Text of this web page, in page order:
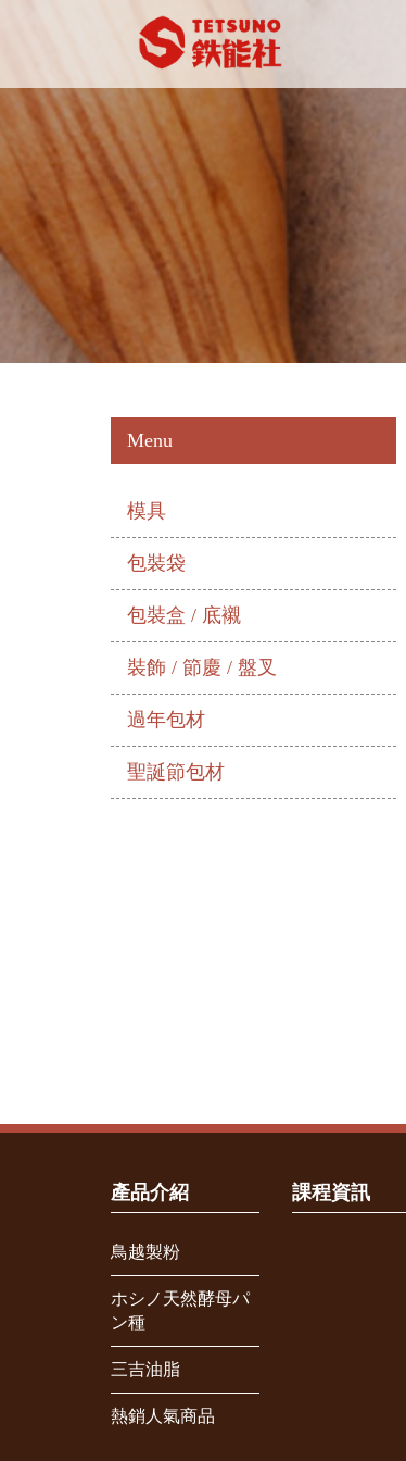
Menu
模具
包裝袋
包裝盒 / 底襯
裝飾 / 節慶 / 盤叉
過年包材
聖誕節包材
產品介紹
鳥越製粉
ホシノ天然酵母パ
ン種
三吉油脂
熱銷人氣商品
課程資訊